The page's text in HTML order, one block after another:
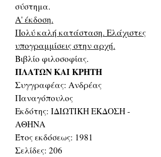
σύστημα.
Α' έκδοση.
Πολύ καλή κατάσταση. Ελάχιστες
υπογραμμίσεις στην αρχή.
Βιβλίο φιλοσοφίας.
ΠΛΑΤΩΝ ΚΑΙ ΚΡΗΤΗ
Συγγραφέας: Ανδρέας
Παναγόπουλος
Εκδότης: ΙΔΙΩΤΙΚΗ ΕΚΔΟΣΗ -
ΑΘΗΝΑ
Έτος εκδόσεως: 1981
Σελίδες: 206